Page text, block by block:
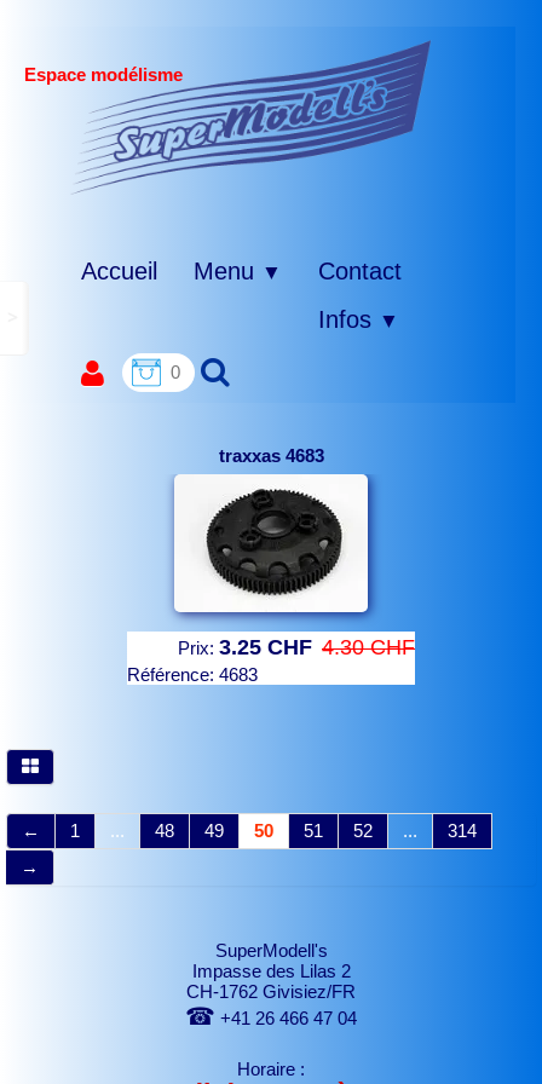
Espace modélisme
Accueil Menu ▼
Contact
Infos ▼
0
traxxas 4683
Prix: 3.25 CHF 4.30 CHF
Référence: 4683
← 1 ... 48 49 50 51 52 ...
314
→
SuperModell's
Impasse des Lilas 2
CH-1762 Givisiez/FR
☎ +41 26 466 47 04
Horaire :